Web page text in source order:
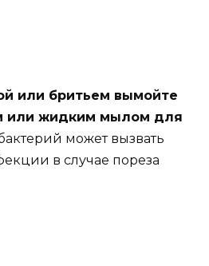
или бритьем вымойте
или жидким мылом для
может вызвать
в случае пореза